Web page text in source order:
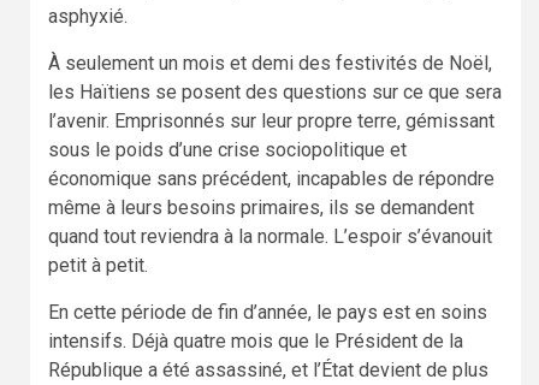
asphyxié.
À seulement un mois et demi des festivités de Noël,
les Haïtiens se posent des questions sur ce que sera
l’avenir. Emprisonnés sur leur propre terre, gémissant
sous le poids d’une crise sociopolitique et
économique sans précédent, incapables de répondre
même à leurs besoins primaires, ils se demandent
quand tout reviendra à la normale. L’espoir s’évanouit
petit à petit.
En cette période de fin d’année, le pays est en soins
intensifs. Déjà quatre mois que le Président de la
République a été assassiné, et l’État devient de plus